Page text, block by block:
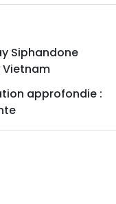
Siphandone
approfondie :